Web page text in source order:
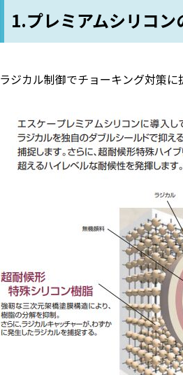
1.プレミアムシリコン
ラジカル制御でチョーキング対策に